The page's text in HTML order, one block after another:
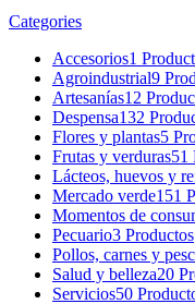
Categories
Accesorios1
Agroindustrial9
Artesanías12
Despensa132
Flores y plantas5
Frutas y verduras51
Lácteos, huevos y
Mercado verde151
Momentos de
Pecuario3 Productos
Pollos, carnes y
Salud y belleza20
Servicios50